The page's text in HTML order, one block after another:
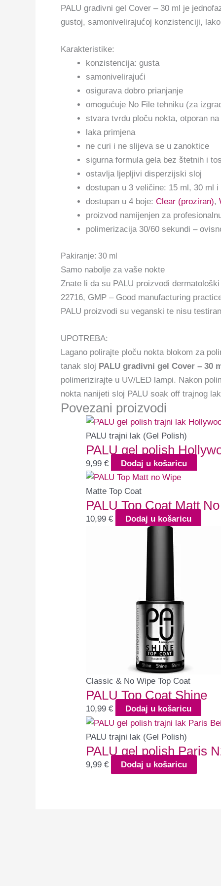
PALU gradivni gel Cover – 30 ml je
gustoj, samonivelirajućoj konzistenciji,
Karakteristike:
konzistencija: gusta
samonivelirajući
osigurava dobro prianjanje
omogućuje No File tehniku (za
stvara tvrdu ploču nokta, otporan na
laka primjena
ne curi i ne slijeva se u zanoktice
sigurna formula gela bez štetnih i
ostavlja ljepljivi disperzijski sloj
dostupan u 3 veličine: 15 ml, 30 ml i
dostupan u 4 boje: Clear (proziran),
proizvod namijenjen za
polimerizacija 30/60 sekundi –
Pakiranje: 30 ml
Samo nabolje za vaše nokte
Znate li da su PALU proizvodi
22716, GMP – Good manufacturing
PALU proizvodi su veganski te nisu
UPOTREBA:
Lagano polirajte ploču nokta blokom za
tanak sloj PALU gradivni gel Cover – 30
polimerizirajte u UV/LED lampi. Nakon
nokta nanijeti sloj PALU soak off trajnog
Povezani proizvodi
PALU trajni lak (Gel Polish)
PALU gel polish
9,99 € Dodaj u košaricu
Matte Top Coat
PALU Top Coat Matt
10,99 € Dodaj u košaricu
Classic & No Wipe Top Coat
PALU Top Coat Shine
10,99 € Dodaj u košaricu
PALU trajni lak (Gel Polish)
PALU gel polish Paris
9,99 € Dodaj u košaricu